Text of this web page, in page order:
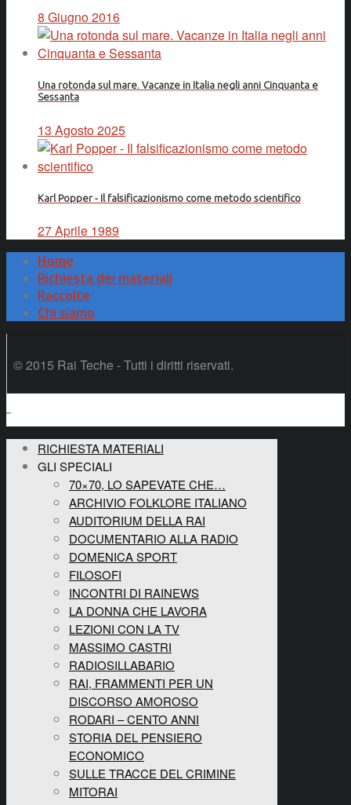
8 Giugno 2016
Una rotonda sul mare. Vacanze in Italia negli anni Cinquanta e
Sessanta
13 Agosto 2025
Karl Popper - Il falsificazionismo come metodo scientifico
27 Aprile 1989
Home
Richiesta dei materiali
Raccolte
Chi siamo
© 2015 Rai Teche - Tutti i diritti riservati.
RICHIESTA MATERIALI
GLI SPECIALI
70×70, LO SAPEVATE CHE…
ARCHIVIO FOLKLORE ITALIANO
AUDITORIUM DELLA RAI
DOCUMENTARIO ALLA RADIO
DOMENICA SPORT
FILOSOFI
INCONTRI DI RAINEWS
LA DONNA CHE LAVORA
LEZIONI CON LA TV
MASSIMO CASTRI
RADIOSILLABARIO
RAI, FRAMMENTI PER UN
DISCORSO AMOROSO
RODARI – CENTO ANNI
STORIA DEL PENSIERO
ECONOMICO
SULLE TRACCE DEL CRIMINE
MITORAI